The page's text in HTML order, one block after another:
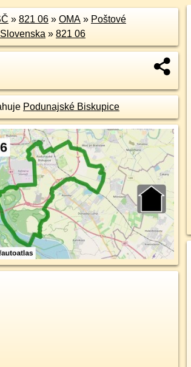
» 821 06 » OMA » Poštové
» 821 06
Podunajské Biskupice